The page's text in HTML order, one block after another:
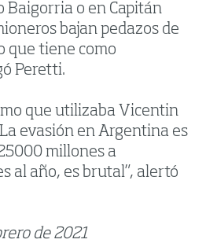
Baigorria o en Capitán
bajan pedazos de
que tiene como
Peretti.
que utilizaba Vicentin
evasión en Argentina es
millones a
al año, es brutal”, alertó
de 2021